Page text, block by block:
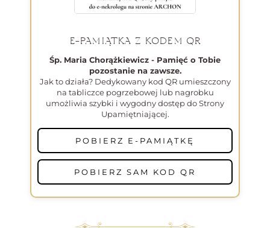
E-PAMIĄTKA Z KODEM QR
Śp. Maria Chorążkiewicz - Pamięć o Tobie
pozostanie na zawsze.
Jak to działa? Dedykowany kod QR umieszczony
na tabliczce pogrzebowej lub nagrobku
umożliwia szybki i wygodny dostęp do Strony
Upamiętniającej.
POBIERZ E-PAMIĄTKĘ
POBIERZ SAM KOD QR